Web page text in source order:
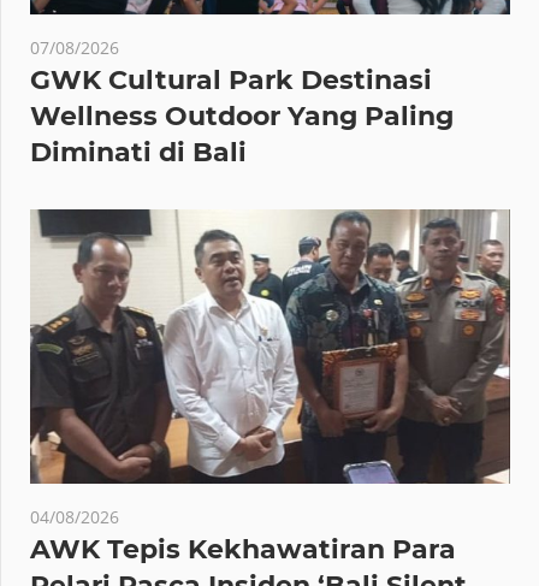
07/08/2026
GWK Cultural Park Destinasi
Wellness Outdoor Yang Paling
Diminati di Bali
04/08/2026
AWK Tepis Kekhawatiran Para